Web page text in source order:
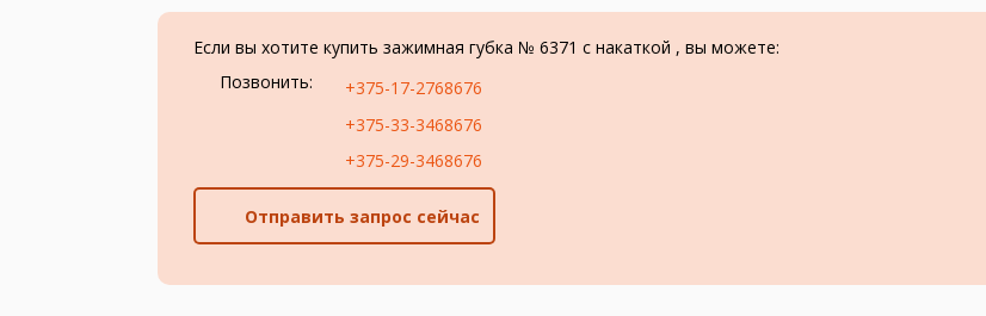
Если вы хотите купить зажимная губка № 6371 с накаткой , вы можете:
Позвонить:
+375-17-2768676
+375-33-3468676
+375-29-3468676
Отправить запрос сейчас